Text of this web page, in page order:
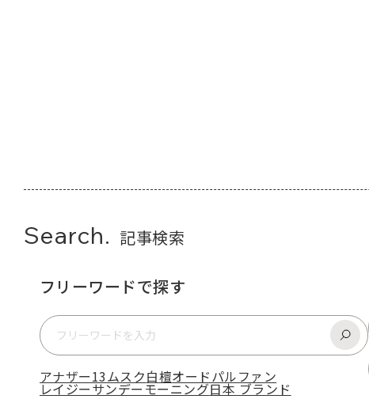
Search. 記事検索
フリーワードで探す
アナザー13ムスク白檀オードパルファン
レイジーサンデーモーニング日本 ブランド